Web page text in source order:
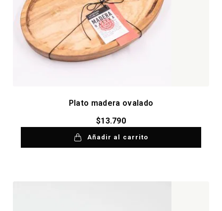
Plato madera ovalado
$13.790
Añadir al carrito